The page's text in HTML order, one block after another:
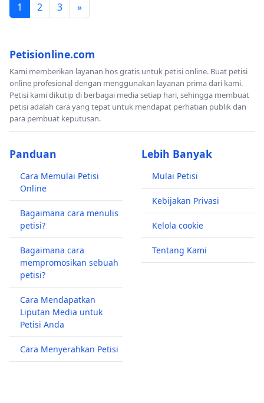
1 2 3 »
Petisionline.com
Kami memberikan layanan hos gratis untuk petisi online. Buat petisi
online profesional dengan menggunakan layanan prima dari kami.
Petisi kami dikutip di berbagai media setiap hari, sehingga membuat
petisi adalah cara yang tepat untuk mendapat perhatian publik dan
para pembuat keputusan.
Panduan
Cara Memulai Petisi
Online
Bagaimana cara menulis
petisi?
Bagaimana cara
mempromosikan sebuah
petisi?
Cara Mendapatkan
Liputan Media untuk
Petisi Anda
Cara Menyerahkan Petisi
Lebih Banyak
Mulai Petisi
Kebijakan Privasi
Kelola cookie
Tentang Kami